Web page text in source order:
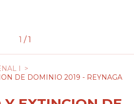
1 /1
I >
DE DOMINIO 2019 - REYNAGA